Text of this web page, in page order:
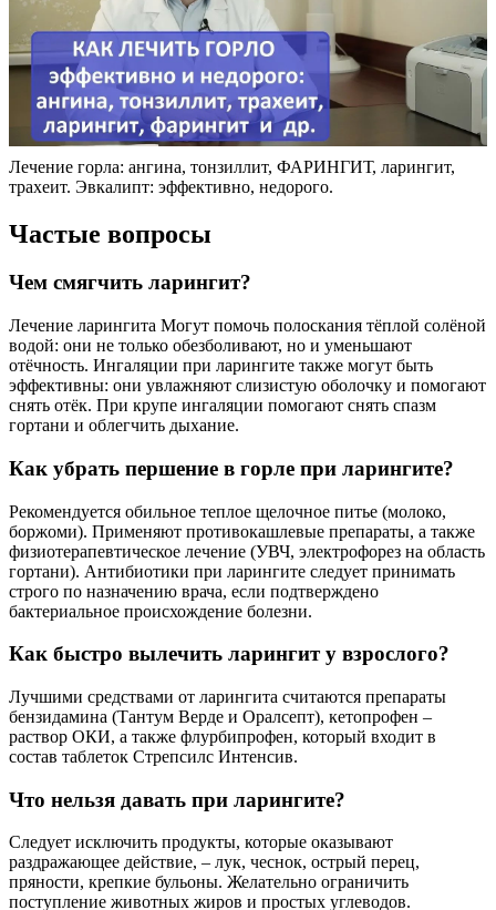
Лечение горла: ангина, тонзиллит, ФАРИНГИТ, ларингит,
трахеит. Эвкалипт: эффективно, недорого.
Частые вопросы
Чем смягчить ларингит?
Лечение ларингита Могут помочь полоскания тёплой солёной
водой: они не только обезболивают, но и уменьшают
отёчность. Ингаляции при ларингите также могут быть
эффективны: они увлажняют слизистую оболочку и помогают
снять отёк. При крупе ингаляции помогают снять спазм
гортани и облегчить дыхание.
Как убрать першение в горле при ларингите?
Рекомендуется обильное теплое щелочное питье (молоко,
боржоми). Применяют противокашлевые препараты, а также
физиотерапевтическое лечение (УВЧ, электрофорез на область
гортани). Антибиотики при ларингите следует принимать
строго по назначению врача, если подтверждено
бактериальное происхождение болезни.
Как быстро вылечить ларингит у взрослого?
Лучшими средствами от ларингита считаются препараты
бензидамина (Тантум Верде и Оралсепт), кетопрофен –
раствор ОКИ, а также флурбипрофен, который входит в
состав таблеток Стрепсилс Интенсив.
Что нельзя давать при ларингите?
Следует исключить продукты, которые оказывают
раздражающее действие, – лук, чеснок, острый перец,
пряности, крепкие бульоны. Желательно ограничить
поступление животных жиров и простых углеводов.